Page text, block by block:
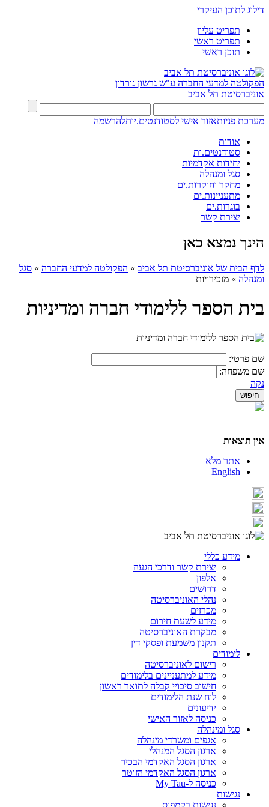
דילוג לתוכן העיקרי
תפריט עליון
תפריט ראשי
תוכן ראשי
הפקולטה למדעי החברה ע"ש גרשון גורדון
אוניברסיטת תל אביב
מערכת פניותאזור אישי לסטודנטים.יותלהרשמה
אודות
סטודנטים.ות
יחידות אקדמיות
סגל ומנהלה
מחקר וחוקרות.ים
מתעניינות.ים
בוגרות.ים
יצירת קשר
הינך נמצא כאן
לדף הבית של אוניברסיטת תל אביב » הפקולטה למדעי החברה » סגל
ומנהלה » מזכירויות
בית הספר ללימודי חברה ומדיניות
שם פרטי:
שם משפחה:
נקה
אין תוצאות
אתר מלא
English
מידע כללי
יצירת קשר ודרכי הגעה
אלפון
דרושים
נהלי האוניברסיטה
מכרזים
מידע לשעת חירום
מבקרת האוניברסיטה
תקנון משמעת ופסקי דין
לימודים
רישום לאוניברסיטה
מידע למתעניינים בלימודים
חישוב סיכויי קבלה לתואר ראשון
לוח שנת הלימודים
ידיעונים
כניסה לאזור האישי
סגל ומינהלה
אגפים ומשרדי מינהלה
ארגון הסגל המנהלי
ארגון הסגל האקדמי הבכיר
ארגון הסגל האקדמי הזוטר
כניסה ל-My Tau
נגישות
נגישות בקמפוס